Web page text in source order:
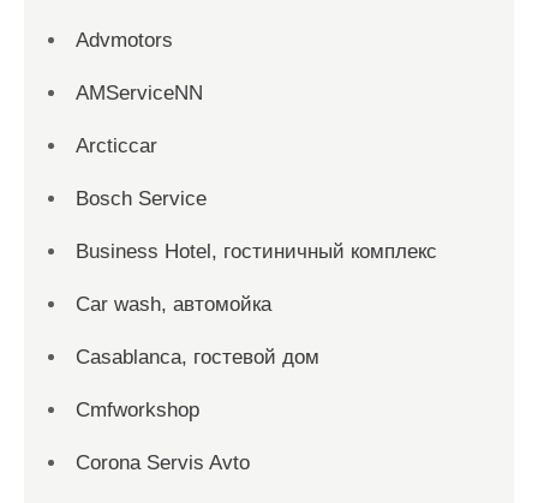
Advmotors
AMServiceNN
Arcticcar
Bosch Service
Business Hotel, гостиничный комплекс
Car wash, автомойка
Casablanca, гостевой дом
Cmfworkshop
Corona Servis Avto